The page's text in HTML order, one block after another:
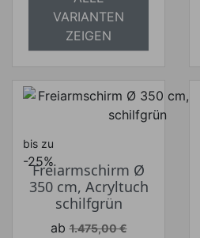
VARIANTEN
ZEIGEN
bis zu
-25%
Freiarmschirm Ø
350 cm, Acryltuch
schilfgrün
Verkaufspreis
ab 1.475,00 €